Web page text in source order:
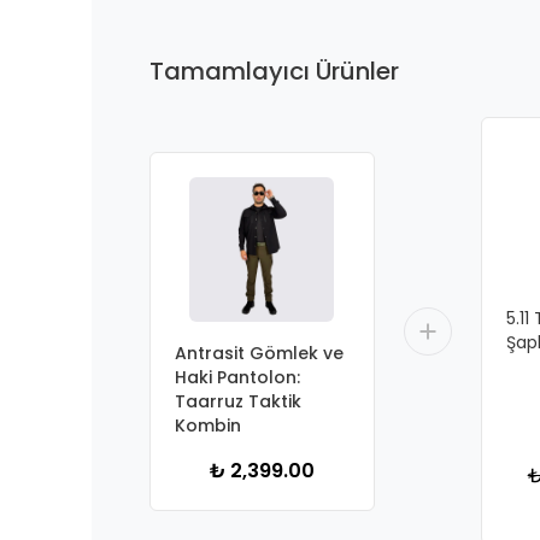
Tamamlayıcı Ürünler
Antrasit Gömlek ve
Haki Pantolon:
Taarruz Taktik
Kombin
₺ 2,399.00